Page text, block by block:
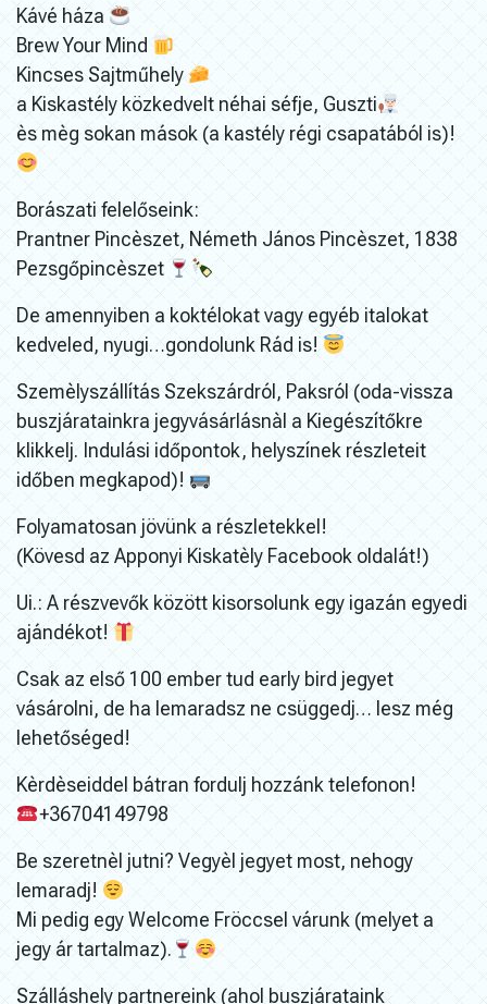
Kávé háza
Brew Your Mind
Kincses Sajtműhely
a Kiskastély közkedvelt néhai séfje, Guszti
ès mèg sokan mások (a kastély régi csapatából is)!
Borászati felelőseink:
Prantner Pincèszet, Németh János Pincèszet, 1838
Pezsgőpincèszet
De amennyiben a koktélokat vagy egyéb italokat
kedveled, nyugi…gondolunk Rád is!
Szemèlyszállítás Szekszárdról, Paksról (oda-vissza
buszjáratainkra jegyvásárlásnàl a Kiegészítőkre
klikkelj. Indulási időpontok, helyszínek részleteit
időben megkapod)!
Folyamatosan jövünk a részletekkel!
(Kövesd az Apponyi Kiskatèly Facebook oldalát!)
Ui.: A részvevők között kisorsolunk egy igazán egyedi
ajándékot!
Csak az első 100 ember tud early bird jegyet
vásárolni, de ha lemaradsz ne csüggedj… lesz még
lehetőséged!
Kèrdèseiddel bátran fordulj hozzánk telefonon!
+36704149798
Be szeretnèl jutni? Vegyèl jegyet most, nehogy
lemaradj!
Mi pedig egy Welcome Fröccsel várunk (melyet a
jegy ár tartalmaz).
Szálláshely partnereink (ahol buszjárataink